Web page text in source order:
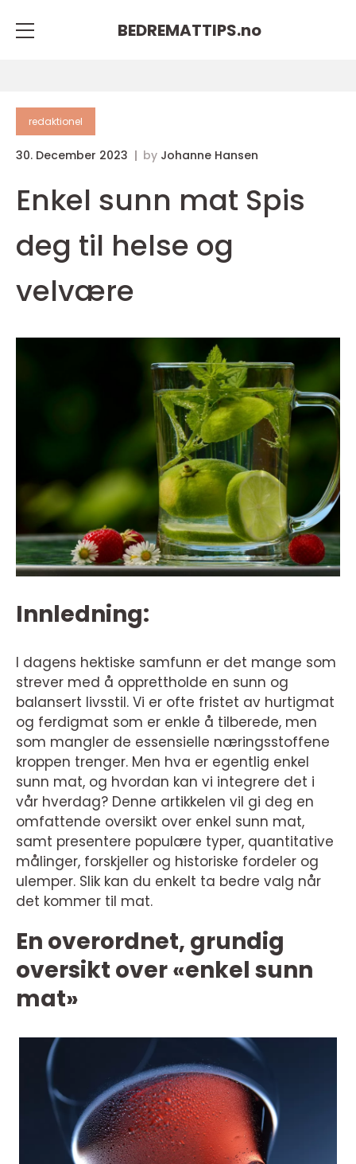
BEDREMATTIPS.no
redaktionel
30. December 2023 by Johanne Hansen
Enkel sunn mat Spis
deg til helse og
velvære
Innledning:
I dagens hektiske samfunn er det mange som
strever med å opprettholde en sunn og
balansert livsstil. Vi er ofte fristet av hurtigmat
og ferdigmat som er enkle å tilberede, men
som mangler de essensielle næringsstoffene
kroppen trenger. Men hva er egentlig enkel
sunn mat, og hvordan kan vi integrere det i
vår hverdag? Denne artikkelen vil gi deg en
omfattende oversikt over enkel sunn mat,
samt presentere populære typer, quantitative
målinger, forskjeller og historiske fordeler og
ulemper. Slik kan du enkelt ta bedre valg når
det kommer til mat.
En overordnet, grundig
oversikt over «enkel sunn
mat»